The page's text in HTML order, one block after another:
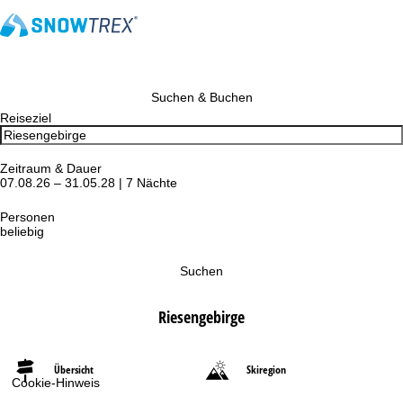
Cookie-Hinweis
Suchen & Buchen
Reiseziel
Zeitraum & Dauer
07.08.26 – 31.05.28 | 7 Nächte
Personen
beliebig
Suchen
Riesengebirge
Übersicht Skiregion